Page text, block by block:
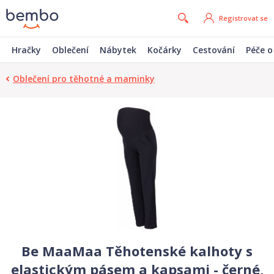
Registrovat se
Hračky Oblečení Nábytek Kočárky Cestování Péče
Oblečení pro těhotné a maminky
Be MaaMaa Těhotenské kalhoty s
elastickým pásem a kapsami - černé,